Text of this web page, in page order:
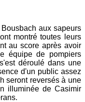
aux sapeurs
montré toutes leurs
au score après avoir
équipe de pompiers
déroulé dans une
d'un public assez
seront reversés à une
illuminée de Casimir